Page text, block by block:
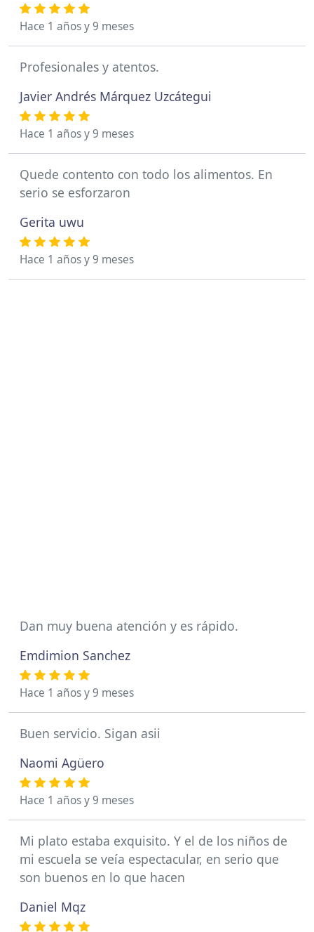
Hace 1 años y 9 meses
Profesionales y atentos.
Javier Andrés Márquez Uzcátegui
Hace 1 años y 9 meses
Quede contento con todo los alimentos. En
serio se esforzaron
Gerita uwu
Hace 1 años y 9 meses
Dan muy buena atención y es rápido.
Emdimion Sanchez
Hace 1 años y 9 meses
Buen servicio. Sigan asii
Naomi Agüero
Hace 1 años y 9 meses
Mi plato estaba exquisito. Y el de los niños de
mi escuela se veía espectacular, en serio que
son buenos en lo que hacen
Daniel Mqz